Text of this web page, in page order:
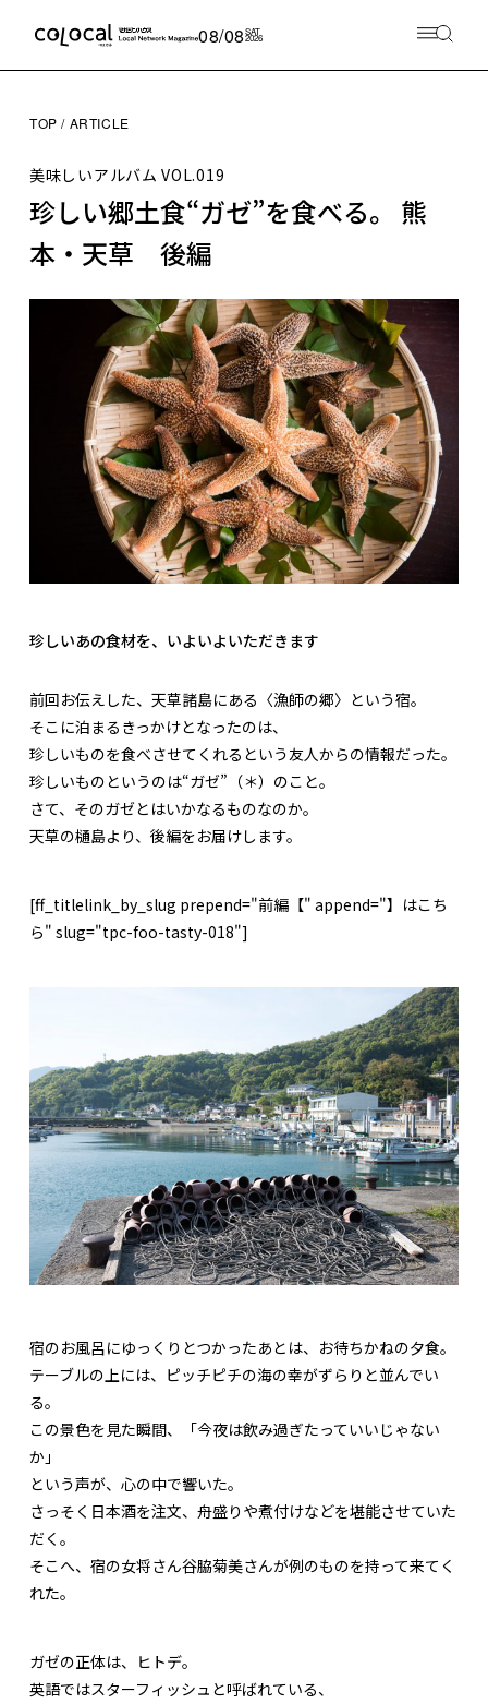
08/08SAT
2026
TOP ARTICLE
美味しいアルバムVOL.019
珍しい郷土食“ガゼ”を食べる。 熊
本・天草 後編
珍しいあの食材を、いよいよいただきます
前回お伝えした、天草諸島にある〈漁師の郷〉という宿。
そこに泊まるきっかけとなったのは、
珍しいものを食べさせてくれるという友人からの情報だった。
珍しいものというのは“ガゼ”（＊）のこと。
さて、そのガゼとはいかなるものなのか。
天草の樋島より、後編をお届けします。
[ff_titlelink_by_slug prepend="前編【" append="】はこち
ら" slug="tpc-foo-tasty-018"]
宿のお風呂にゆっくりとつかったあとは、お待ちかねの夕食。
テーブルの上には、ピッチピチの海の幸がずらりと並んでい
る。
この景色を見た瞬間、「今夜は飲み過ぎたっていいじゃない
か」
という声が、心の中で響いた。
さっそく日本酒を注文、舟盛りや煮付けなどを堪能させていた
だく。
そこへ、宿の女将さん谷脇菊美さんが例のものを持って来てく
れた。
ガゼの正体は、ヒトデ。
英語ではスターフィッシュと呼ばれている、